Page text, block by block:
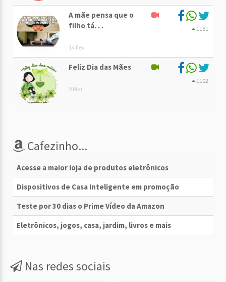
A mãe pensa que o
filho tá. . .
14 Fev
1151
Feliz Dia das Mães
9 Mai
1102
Cafezinho...
Acesse a maior loja de produtos eletrônicos
Dispositivos de Casa Inteligente em promoção
Teste por 30 dias o Prime Vídeo da Amazon
Eletrônicos, jogos, casa, jardim, livros e mais
Nas redes sociais